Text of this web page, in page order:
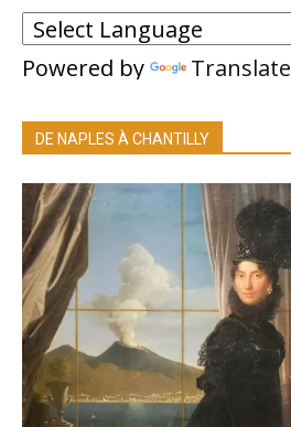
Powered by Translate
DE NAPLES À CHANTILLY